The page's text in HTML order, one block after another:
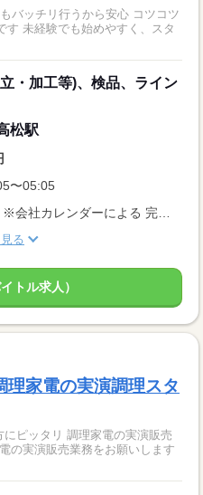
バッチリ行うから安心 コツコツ
す 未経験でも始めやすく、スタ
・加工等)、検品、ライン
松駅
〜05:05
る
トル求人）
理家電の実演調理スタ
ピッタリ 調理家電の実演販売
の実演販売業務をお願いします